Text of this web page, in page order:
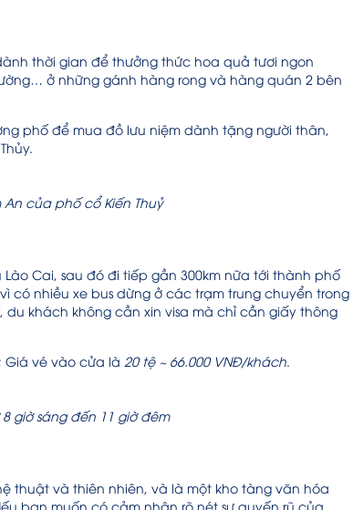
thời gian để thưởng thức hoa quả tươi ngon
ở những gánh hàng rong và hàng quán 2 bên
phố để mua đồ lưu niệm dành tặng người thân,
của phố cổ Kiến Thuỷ
Cai, sau đó đi tiếp gần 300km nữa tới thành phố
có nhiều xe bus dừng ở các trạm trung chuyển trong
khách không cần xin visa mà chỉ cần giấy thông
Giá vé vào cửa là 20 tệ ~ 66.000 VNĐ/khách.
giờ sáng đến 11 giờ đêm
thuật và thiên nhiên, và là một kho tàng văn hóa
bạn muốn có cảm nhận rõ nét sự quyến rũ của